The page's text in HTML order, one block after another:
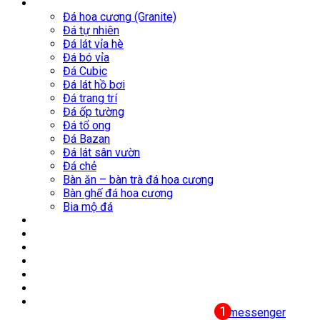
Đá hoa cương (Granite)
Đá tự nhiên
Đá lát vỉa hè
Đá bó vỉa
Đá Cubic
Đá lát hồ bơi
Đá trang trí
Đá ốp tường
Đá tổ ong
Đá Bazan
Đá lát sân vườn
Đá chẻ
Bàn ăn – bàn trà đá hoa cương
Bàn ghế đá hoa cương
Bia mộ đá